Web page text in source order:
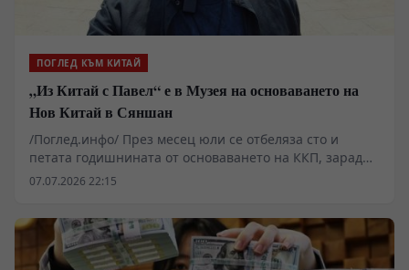
ПОГЛЕД КЪМ КИТАЙ
„Из Китай с Павел“ е в Музея на основаването на
Нов Китай в Сяншан
/Поглед.инфо/ През месец юли се отбеляза сто и
петата годишнината от основаването на ККП, заради
това в новия епизод на „Из Китай с Павел“ ще видим
основаването на Нов Китай в Сяншан, който е
разположен в подножието на планината Сяншан в
07.07.2026 22:15